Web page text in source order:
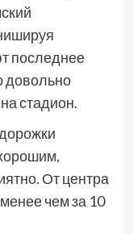
последнее
довольно
стадион.
От центра
чем за 10